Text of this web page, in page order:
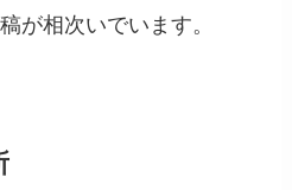
が相次いでいます。